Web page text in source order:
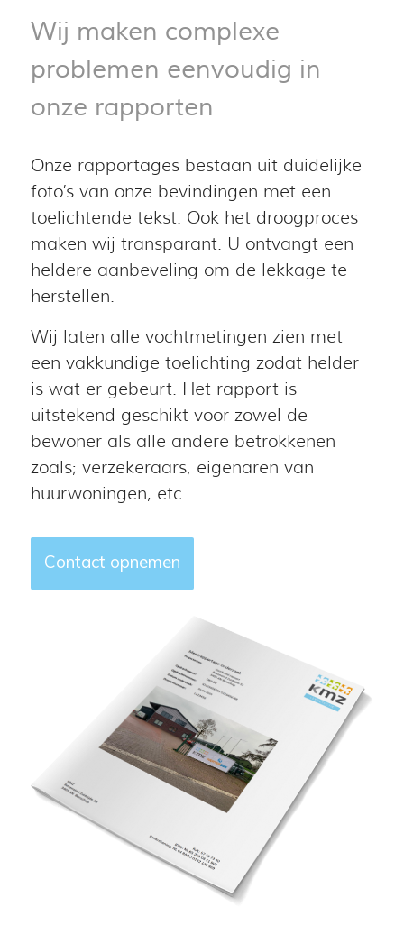
Wij maken complexe
problemen eenvoudig in
onze rapporten
Onze rapportages bestaan uit duidelijke
foto’s van onze bevindingen met een
toelichtende tekst. Ook het droogproces
maken wij transparant. U ontvangt een
heldere aanbeveling om de lekkage te
herstellen.
Wij laten alle vochtmetingen zien met
een vakkundige toelichting zodat helder
is wat er gebeurt. Het rapport is
uitstekend geschikt voor zowel de
bewoner als alle andere betrokkenen
zoals; verzekeraars, eigenaren van
huurwoningen, etc.
Contact opnemen